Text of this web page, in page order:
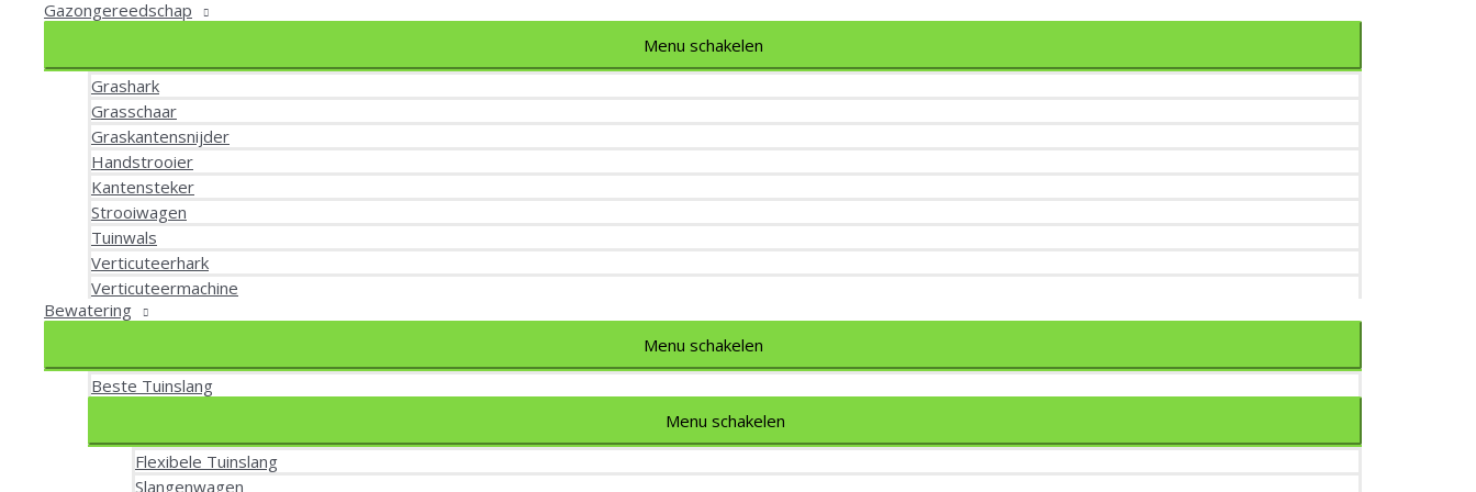
Gazongereedschap
Menu schakelen
Grashark
Grasschaar
Graskantensnijder
Handstrooier
Kantensteker
Strooiwagen
Tuinwals
Verticuteerhark
Verticuteermachine
Bewatering
Menu schakelen
Beste Tuinslang
Menu schakelen
Flexibele Tuinslang
Slangenwagen